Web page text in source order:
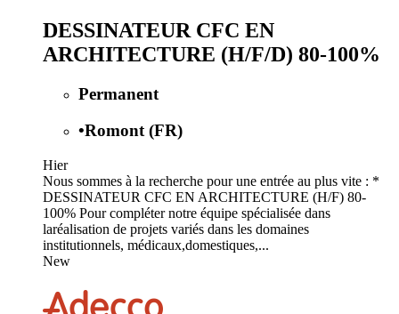
DESSINATEUR CFC EN
ARCHITECTURE (H/F/D) 80-100%
Permanent
•Romont (FR)
Hier
Nous sommes à la recherche pour une entrée au plus vite : *
DESSINATEUR CFC EN ARCHITECTURE (H/F) 80-
100% Pour compléter notre équipe spécialisée dans
laréalisation de projets variés dans les domaines
institutionnels, médicaux,domestiques,...
New